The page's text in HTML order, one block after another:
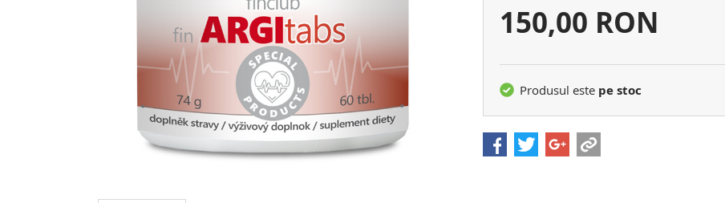
Preţul
150,00 RON
Produsul este pe stoc